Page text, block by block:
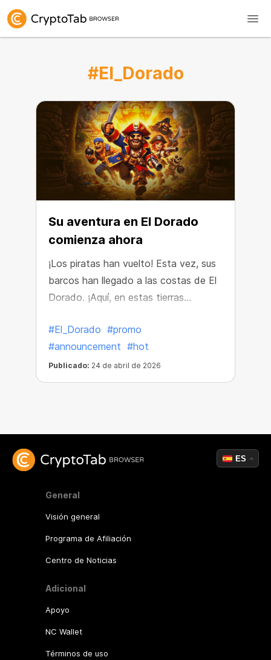
#El_Dorado
Su aventura en El Dorado
comienza ahora
¡Los piratas han vuelto! Esta vez, sus
barcos han llegado a las costas de El
Dorado. ¡Aquí, en estas tierras
tesoro repletos de riquezas increíbles!
#El_Dorado #promo
#announcement #hot
Publicado: 24 de abril de 2026
General
Visión general
Programa de Afiliación
Centro de Noticias
Adicional
Apoyo
NC Wallet
Términos de uso
ES